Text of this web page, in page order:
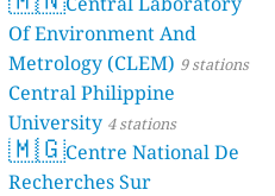
Of Environment And
Metrology (CLEM) 9 stations
Central Philippine
University 4 stations
🇲🇬Centre National De
Recherches Sur